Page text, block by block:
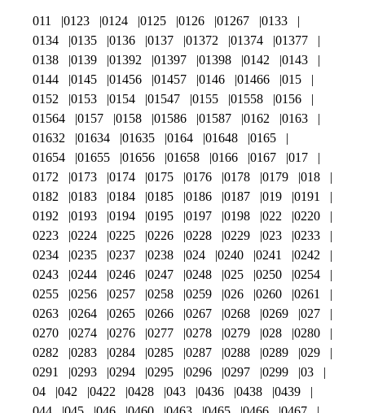
011 0123 0124 0125 0126 01267
0133
0134
0135 0136 0137 01372 01374
01377
0138
0139 01392 01397 01398 0142
0143
0144
0145 01456 01457 0146 01466
015
0152
0153 0154 01547 0155 01558
0156
01564
0157 0158 01586 01587 0162
0163
01632
01634 01635 0164 01648
0165
01654
01655 01656 01658 0166 0167
017
0172
0173 0174 0175 0176 0178 0179
018
0182
0183 0184 0185 0186 0187 019
0191
0192
0193 0194 0195 0197 0198 022
0220
0223
0224 0225 0226 0228 0229 023
0233
0234
0235 0237 0238 024 0240 0241
0242
0243
0244 0246 0247 0248 025 0250
0254
0255
0256 0257 0258 0259 026 0260
0261
0263
0264 0265 0266 0267 0268 0269
027
0270
0274 0276 0277 0278 0279 028
0280
0282
0283 0284 0285 0287 0288 0289
029
0291
0293 0294 0295 0296 0297 0299
03
04
042 0422 0428 043 0436 0438
0439